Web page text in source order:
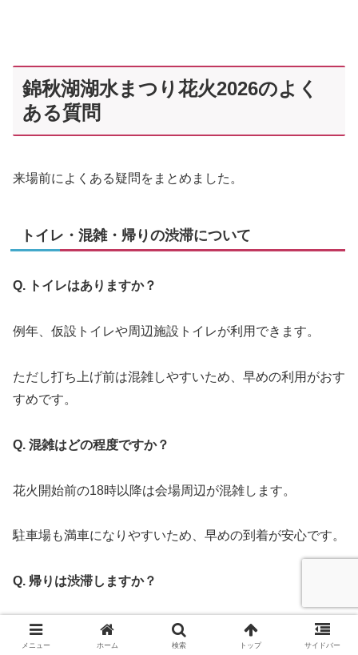
錦秋湖湖水まつり花火2026のよく
ある質問
来場前によくある疑問をまとめました。
トイレ・混雑・帰りの渋滞について
Q. トイレはありますか？
例年、仮設トイレや周辺施設トイレが利用できます。
ただし打ち上げ前は混雑しやすいため、早めの利用がおす
すめです。
Q. 混雑はどの程度ですか？
花火開始前の18時以降は会場周辺が混雑します。
駐車場も満車になりやすいため、早めの到着が安心です。
Q. 帰りは渋滞しますか？
花火終了直後は周辺道路で渋滞が発生する傾向がありま
す。
メニュー ホーム 検索 トップ サイドバー